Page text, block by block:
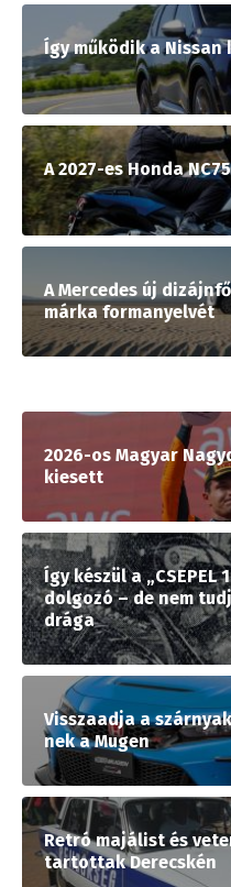
Így működik a
A 2027-es Honda
A Mercedes új
márka formanyelvét
2026-os Magyar
kiesett
Így készül a
dolgozó – de nem
drága
Visszaadja a
nek a Mugen
Retró majálist és
tartottak Derecskén